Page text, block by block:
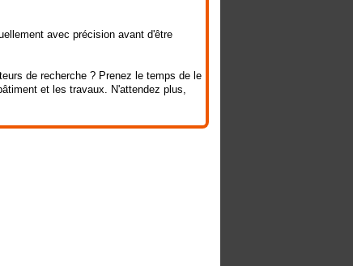
avec précision avant d'être
de recherche ? Prenez le temps de le
et les travaux. N'attendez plus,